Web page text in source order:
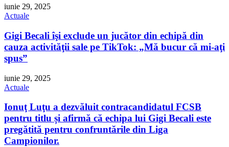
iunie 29, 2025
Actuale
Gigi Becali îşi exclude un jucător din echipă din
cauza activităţii sale pe TikTok: „Mă bucur că mi-aţi
spus”
iunie 29, 2025
Actuale
Ionuţ Luţu a dezvăluit contracandidatul FCSB
pentru titlu și afirmă că echipa lui Gigi Becali este
pregătită pentru confruntările din Liga
Campionilor.